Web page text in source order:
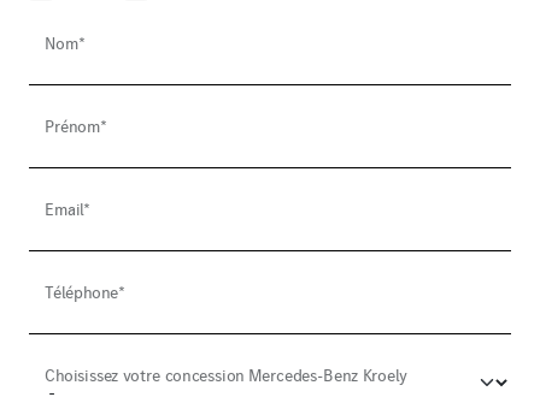
Nom*
Prénom*
Email*
Téléphone*
Choisissez votre concession Mercedes-Benz Kroely